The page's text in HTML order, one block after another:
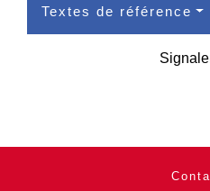
Textes de référence